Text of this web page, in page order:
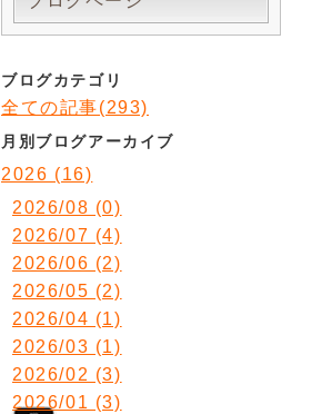
ブログカテゴリ
全ての記事(293)
月別ブログアーカイブ
2026 (16)
2026/08 (0)
2026/07 (4)
2026/06 (2)
2026/05 (2)
2026/04 (1)
2026/03 (1)
2026/02 (3)
2026/01 (3)